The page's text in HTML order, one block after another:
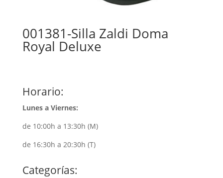
001381-Silla Zaldi Doma
Royal Deluxe
Horario:
Lunes a Viernes:
de 10:00h a 13:30h (M)
de 16:30h a 20:30h (T)
Categorías: